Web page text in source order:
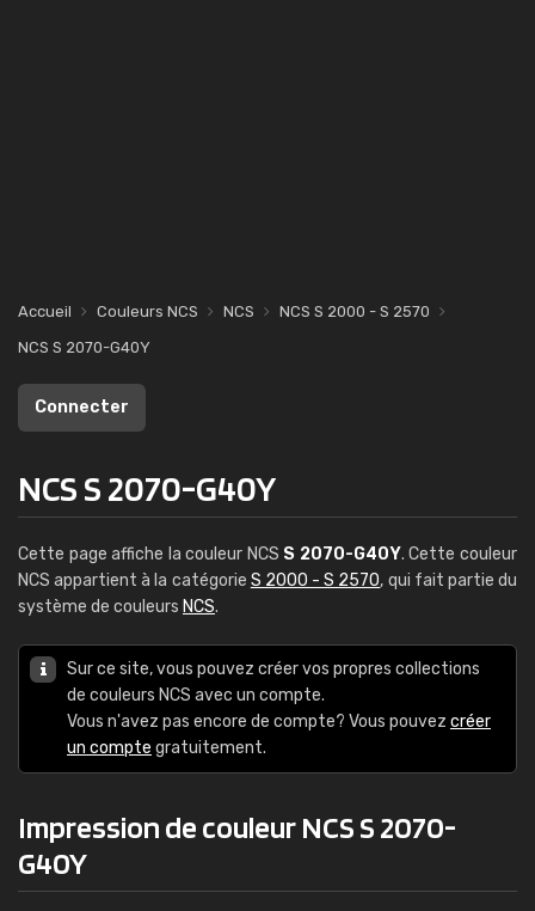
Accueil Couleurs NCS NCS
NCS S 2000 - S 2570
NCS S 2070-G40Y
Connecter
NCS S 2070-G40Y
Cette page affiche la couleur NCS S 2070-G40Y. Cette couleur
NCS appartient à la catégorie S 2000 - S 2570, qui fait partie du
système de couleurs NCS.
Sur ce site, vous pouvez créer vos propres collections
de couleurs NCS avec un compte.
Vous n'avez pas encore de compte? Vous pouvez créer
un compte gratuitement.
Impression de couleur NCS S 2070-
G40Y